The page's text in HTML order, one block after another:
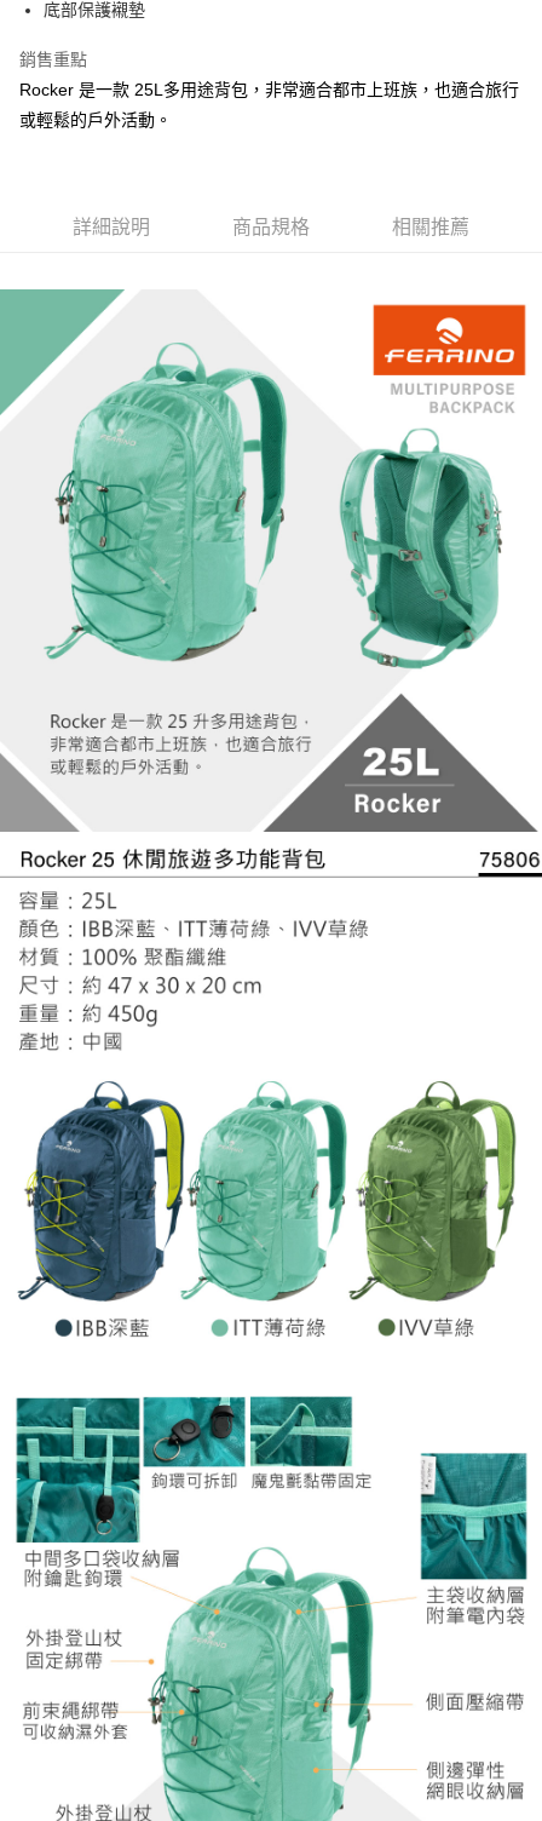
成交易。
4.訂單成立30分鐘內，如未前往確認交易或遇審核未通過，訂單將自動取
消。如遇「轉專審核」未通過狀況，表示未達大哥付你分期系統評分，恕無
法說明評估內容。
【繳款方式說明】
用戶於交易時，得透過本服務購買商品或服務，並由商店將買賣／分期付款
買賣價金債權讓與本公司後，依約使用本公司帳單繳交帳款。
2.基於同意付款使用「大哥付你分期」之契約關係目的，商店將以您的個人
資料（包含姓名、電話或地址）提供予台灣大哥大進項蒐集、處理及利用，
由本公司與您本人進行分期帳單所需資料之確認、核對及更正。
3.完整用戶服務條款，請詳閱以下連結：
https://oppay.tw/userRule
AFTEE先享後付是「在收到商品之後才付款」的支付方式。 讓您購物簡單
１．簡單：不需註冊會員、不需綁卡、不需儲值。
２．便利：只要手機號碼，簡訊認證，即可結帳。
３．安心：先確認商品／服務後，再付款。
２．訂單成立數日內，您將收到繳費通知簡訊。
３．收到繳費通知簡訊後14天內，點擊此簡訊中的連結，可透過四大超商／
購買商品的店家。未經商家同意取消之訂單仍視為有效，需透過AFTEE先享
後付繳納相關費用。
※ 交易是否成功請以「AFTEE先享後付 」之結帳頁面顯示為準，若有關於
是否繳費成功／繳費後需取消欲退款等相關疑問，請聯繫「AFTEE先享後付
客戶支援中心」https://netprotections.freshdesk.com/support/home
【注意事項】
１．透過由恩沛科技股份有限公司提供之「AFTEE先享後付」服務完成之交
易，需依本服務之必要範圍內提供個人資料，並將交易相關給付款項請求債
權轉讓予恩沛科技股份有限公司。
２．關於個人資料處理事宜，請瀏覽以下網址：
https://aftee.tw/terms/#terms3
３．未成年的使用者請事先徵得法定代理人或監護人之同意方可使用
「AFTEE先享後付」，若未經同意申辦者引起之損失，本公司不負相關責
４．使用「AFTEE先享後付」時，將依據個別帳號之用戶狀況，依本公司即
時審查核予不同之上限額度；若仍有額度不足之情形，本公司將視審查結果
５．嚴禁一人註冊多個帳號或使用他人資訊註冊。若發現惡意使用之情形，
恩沛科技股份有限公司將有權停止該用戶之使用額度並採取法律行動。
ATM付款
宅配
底部保護襯墊
銷售重點
Rocker 是一款 25L多用途背包，非常適合都市上班族，也適合旅行
或輕鬆的戶外活動。
詳細說明 商品規格 相關推薦